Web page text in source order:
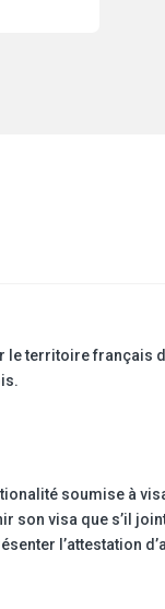
le territoire français
soumise à
son visa que s’il
l’attestation